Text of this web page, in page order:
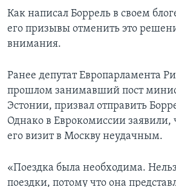
Как написал Боррель в своем
его призывы отменить это
внимания.
Ранее депутат Европарламента
прошлом занимавший пост
Эстонии, призвал отправить
Однако в Еврокомиссии заявили,
его визит в Москву неудачным.
«Поездка была необходима.
поездки, потому что она